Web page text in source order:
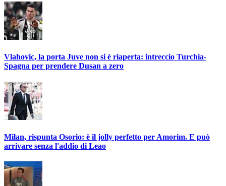
Vlahovic, la porta Juve non si è riaperta: intreccio Turchia-
Spagna per prendere Dusan a zero
Milan, rispunta Osorio: è il jolly perfetto per Amorim. E può
arrivare senza l'addio di Leao